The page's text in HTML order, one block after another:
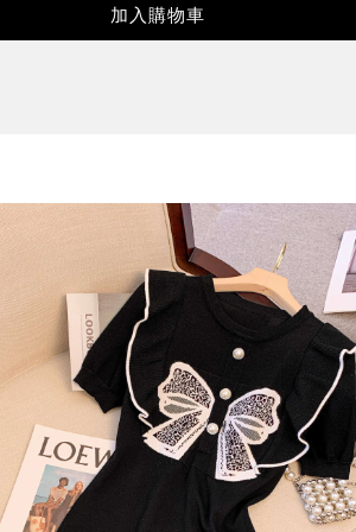
加入購物車